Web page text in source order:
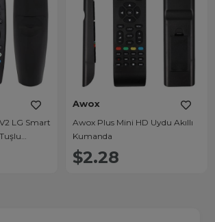
LG Smart
Awox
Awox Plus Mini HD Uydu Akıllı
Kumanda
$2.28